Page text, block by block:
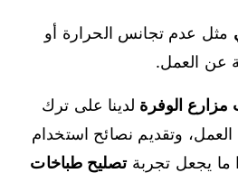
مثل عدم تجانس الحرارة أو
عن العمل.
الوفرة لدينا على ترك
العمل، وتقديم نصائح استخدام
ما يجعل تجربةتصليح طباخات